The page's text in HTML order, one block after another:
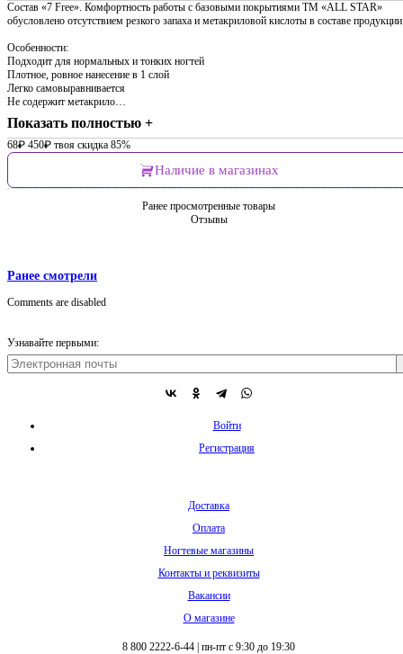
Состав «7 Free». Комфортность работы с базовыми покрытиями ТМ «ALL STAR»
обусловлено отсутствием резкого запаха и метакриловой кислоты в составе продукции
Особенности:
Подходит для нормальных и тонких ногтей
Плотное, ровное нанесение в 1 слой
Легко самовыравнивается
Не содержит метакрило…
Показать полностью +
68₽ 450₽ твоя скидка 85%
Наличие в магазинах
Ранее просмотренные товары
Отзывы
Ранее смотрели
Comments are disabled
Узнавайте первыми:
Войти
Регистрация
Доставка
Оплата
Ногтевые магазины
Контакты и реквизиты
Вакансии
О магазине
8 800 2222-6-44 пн-пт с 9:30 до 19:30